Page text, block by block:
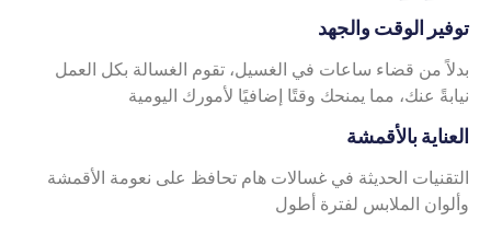
توفير الوقت والجهد
بدلاً من قضاء ساعات في الغسيل، تقوم الغسالة بكل العمل
نيابةً عنك، مما يمنحك وقتًا إضافيًا لأمورك اليومية
العناية بالأقمشة
التقنيات الحديثة في غسالات هام تحافظ على نعومة الأقمشة
وألوان الملابس لفترة أطول